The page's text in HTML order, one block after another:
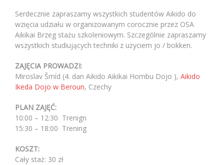
Serdecznie zapraszamy wszystkich studentów Aikido do
wzięcia udziału w organizowanym corocznie przez OSA
Aikikai Brzeg stażu szkoleniowym. Szczególnie zapraszamy
wszystkich studiujących techniki z użyciem jo / bokken.
ZAJĘCIA PROWADZI:
Miroslav Šmíd (4. dan Aikido Aikikai Hombu Dojo ), Aikido
Ikeda Dojo w Beroun, Czechy
PLAN ZAJĘĆ:
10:00 – 12:30 Trenign
15:30 – 18:00 Trening
KOSZT:
Cały staż: 30 zł